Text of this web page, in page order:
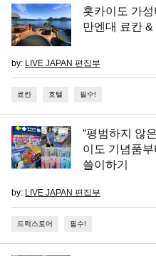
홋카이도 가
만엔대 료칸
by: LIVE JAPAN 편집부
료칸 호텔 필수!
“평범하지 않
이도 기념품
쓸이하기
by: LIVE JAPAN 편집부
드럭스토어 필수!